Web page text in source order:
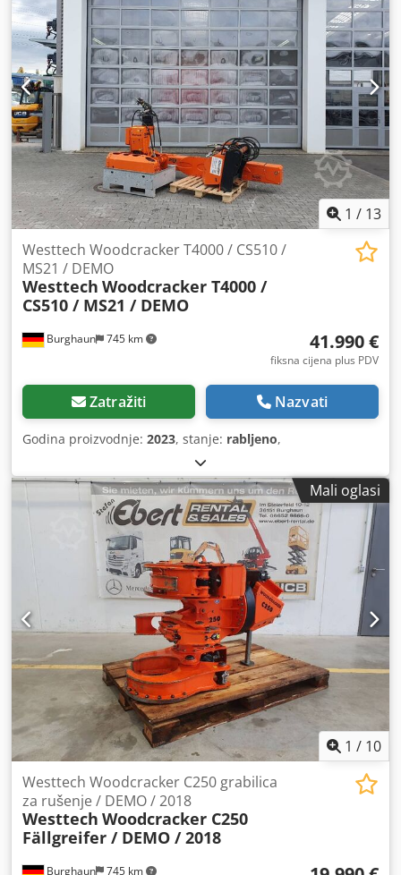
1 / 13
Burghaun 745 km
Westtech Woodcracker T4000 / CS510 /
MS21 / DEMO
Westtech Woodcracker T4000 /
CS510 / MS21 / DEMO
41.990 €
fiksna cijena plus PDV
Zatražiti Nazvati
Godina proizvodnje: 2023, stanje: rabljeno,
Mali oglasi
1 / 10
Burghaun 745 km
Westtech Woodcracker C250 grabilica
za rušenje / DEMO / 2018
Westtech Woodcracker C250
Fällgreifer / DEMO / 2018